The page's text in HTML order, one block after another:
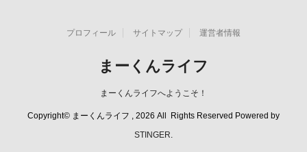
プロフィール サイトマップ 運営者情報
まーくんライフ
まーくんライフへようこそ！
Copyright© まーくんライフ , 2026 All Rights Reserved Powered by
STINGER.